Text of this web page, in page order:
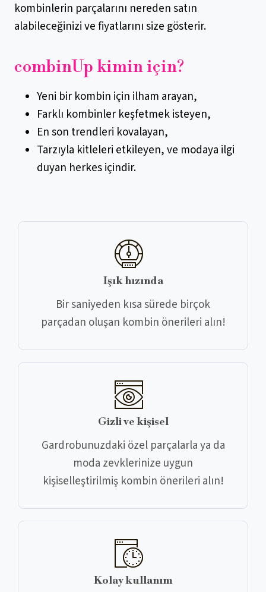
kombinlerin parçalarını nereden satın
alabileceğinizi ve fiyatlarını size gösterir.
combinUp kimin için?
Yeni bir kombin için ilham arayan,
Farklı kombinler keşfetmek isteyen,
En son trendleri kovalayan,
Tarzıyla kitleleri etkileyen, ve modaya ilgi
duyan herkes içindir.
Işık hızında
Bir saniyeden kısa sürede birçok
parçadan oluşan kombin önerileri alın!
Gizli ve kişisel
Gardrobunuzdaki özel parçalarla ya da
moda zevklerinize uygun
kişiselleştirilmiş kombin önerileri alın!
Kolay kullanım